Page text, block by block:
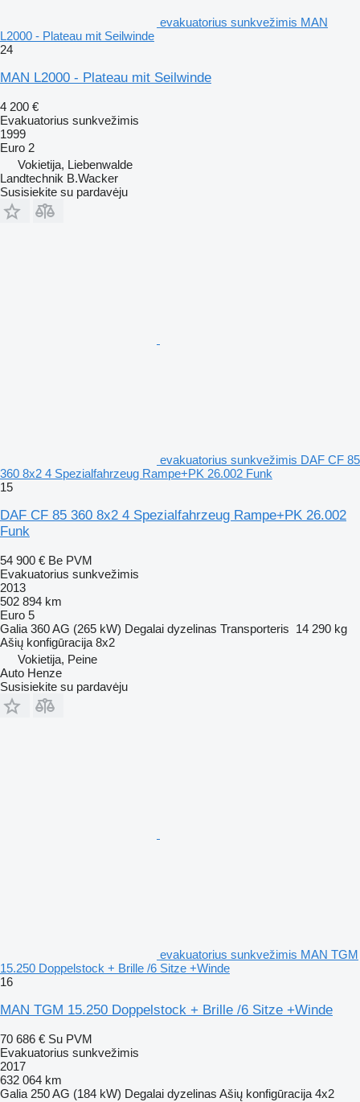
evakuatorius sunkvežimis MAN
L2000 - Plateau mit Seilwinde
24
MAN L2000 - Plateau mit Seilwinde
4 200 €
Evakuatorius sunkvežimis
1999
Euro 2
Vokietija, Liebenwalde
Landtechnik B.Wacker
Susisiekite su pardavėju
evakuatorius sunkvežimis DAF CF 85
360 8x2 4 Spezialfahrzeug Rampe+PK 26.002 Funk
15
DAF CF 85 360 8x2 4 Spezialfahrzeug Rampe+PK 26.002
Funk
54 900 € Be PVM
Evakuatorius sunkvežimis
2013
502 894 km
Euro 5
Galia 360 AG (265 kW) Degalai dyzelinas Transporteris 14 290 kg
Ašių konfigūracija 8x2
Vokietija, Peine
Auto Henze
Susisiekite su pardavėju
evakuatorius sunkvežimis MAN TGM
15.250 Doppelstock + Brille /6 Sitze +Winde
16
MAN TGM 15.250 Doppelstock + Brille /6 Sitze +Winde
70 686 € Su PVM
Evakuatorius sunkvežimis
2017
632 064 km
Galia 250 AG (184 kW) Degalai dyzelinas Ašių konfigūracija 4x2